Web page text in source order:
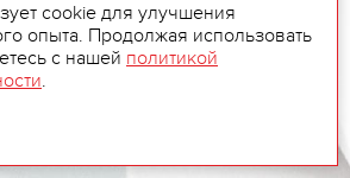
cookie для улучшения
опыта. Продолжая использовать
с нашей политикой
.